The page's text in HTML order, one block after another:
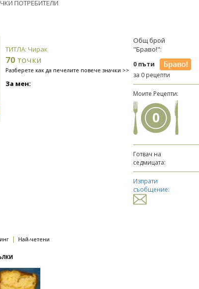
ПОТРЕБИТЕЛИ
ТИТЛА: Чирак
70 точки
Разберете как да печелите повече значки >>
За мен:
Общ брой
"Браво!":
0 пъти
за 0 рецепти
Моите Рецепти:
0
Готвач на
седмицата:
Изпрати
съобщение:
| Най-четени